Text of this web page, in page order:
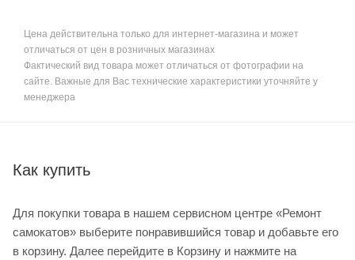
Цена действительна только для интернет-магазина и может
отличаться от цен в розничных магазинах
Фактический вид товара может отличаться от фотографии на
сайте. Важные для Вас технические характеристики уточняйте у
менеджера
Как купить
Для покупки товара в нашем сервисном центре «Ремонт
самокатов» выберите понравившийся товар и добавьте его
в корзину. Далее перейдите в Корзину и нажмите на